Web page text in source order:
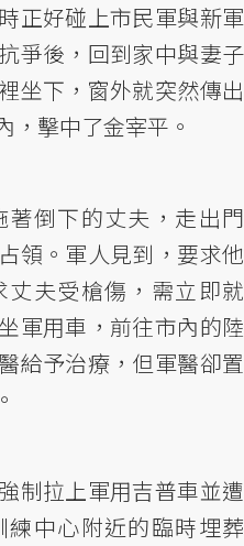
正好碰上市民軍與新軍
爭後，回到家中與妻子
坐下，窗外就突然傳出
，擊中了金宰平。
倒下的丈夫，走出門
領。軍人見到，要求他
夫受槍傷，需立即就
軍用車，前往市內的陸
給予治療，但軍醫卻置
制拉上軍用吉普車並遭
中心附近的臨時埋葬